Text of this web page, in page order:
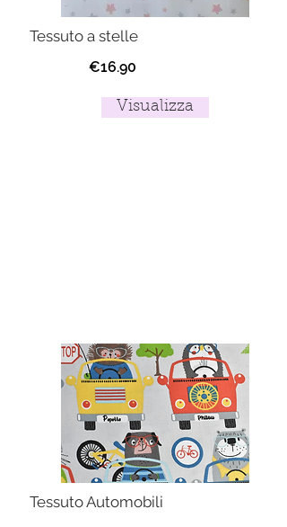
Tessuto a stelle
€16.90
Visualizza
Tessuto Automobili